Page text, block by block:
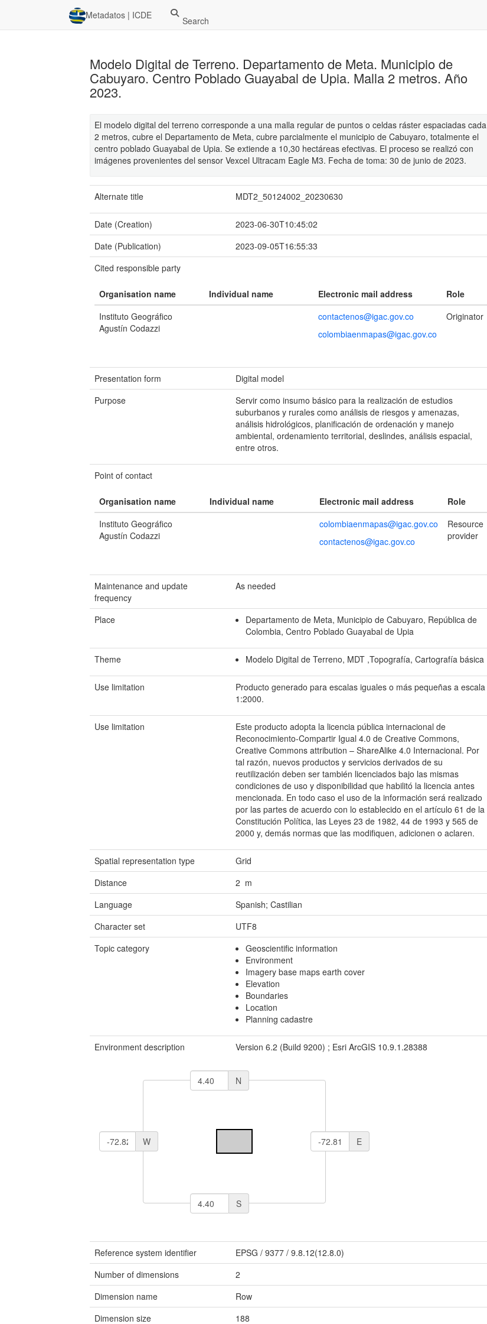
Metadatos | ICDE Search
Modelo Digital de Terreno. Departamento de Meta. Municipio de
Cabuyaro. Centro Poblado Guayabal de Upia. Malla 2 metros. Año
2023.
El modelo digital del terreno corresponde a una malla regular de puntos o celdas ráster espaciadas cada
2 metros, cubre el Departamento de Meta, cubre parcialmente el municipio de Cabuyaro, totalmente el
centro poblado Guayabal de Upia. Se extiende a 10,30 hectáreas efectivas. El proceso se realizó con
imágenes provenientes del sensor Vexcel Ultracam Eagle M3. Fecha de toma: 30 de junio de 2023.
Alternate title MDT2_50124002_20230630
Date (Creation)
2023-06-30T10:45:02
Date (Publication)
2023-09-05T16:55:33
Cited responsible party
Organisation name Individual name Electronic mail address
Role
Instituto Geográfico
Agustín Codazzi
contactenos@igac.gov.co
colombiaenmapas@igac.gov.co
Originator
Presentation form
Digital model
Purpose
Servir como insumo básico para la realización de estudios
suburbanos y rurales como análisis de riesgos y amenazas,
análisis hidrológicos, planificación de ordenación y manejo
ambiental, ordenamiento territorial, deslindes, análisis espacial,
entre otros.
Point of contact
Organisation name Individual name Electronic mail address
Role
Instituto Geográfico
Agustín Codazzi
colombiaenmapas@igac.gov.co
contactenos@igac.gov.co
Resource
provider
Maintenance and update
frequency
As needed
Place
Departamento de Meta, Municipio de Cabuyaro, República de
Colombia, Centro Poblado Guayabal de Upia
Theme Modelo Digital de Terreno, MDT ,Topografía, Cartografía básica
Use limitation
Producto generado para escalas iguales o más pequeñas a escala
1:2000.
Use limitation
Este producto adopta la licencia pública internacional de
Reconocimiento-Compartir Igual 4.0 de Creative Commons,
Creative Commons attribution – ShareAlike 4.0 Internacional. Por
tal razón, nuevos productos y servicios derivados de su
reutilización deben ser también licenciados bajo las mismas
condiciones de uso y disponibilidad que habilitó la licencia antes
mencionada. En todo caso el uso de la información será realizado
por las partes de acuerdo con lo establecido en el artículo 61 de la
Constitución Política, las Leyes 23 de 1982, 44 de 1993 y 565 de
2000 y, demás normas que las modifiquen, adicionen o aclaren.
Spatial representation type
Grid
Distance
2 m
Language
Spanish; Castilian
Character set
UTF8
Topic category
Geoscientific information
Environment
Imagery base maps earth cover
Elevation
Boundaries
Location
Planning cadastre
Environment description Version 6.2 (Build 9200) ; Esri ArcGIS 10.9.1.28388
N
S
E
W
Reference system identifier EPSG /9377 /9.8.12(12.8.0)
Number of dimensions
2
Dimension name
Row
Dimension size
188